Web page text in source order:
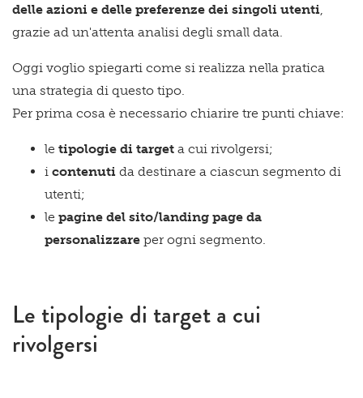
delle azioni e delle preferenze dei singoli utenti
grazie ad un'attenta analisi degli small data.
Oggi voglio spiegarti come si realizza nella pratica
una strategia di questo tipo.
Per prima cosa è necessario chiarire tre punti chiave:
le tipologie di target a cui rivolgersi;
i contenuti da destinare a ciascun segmento di
utenti;
le pagine del sito/landing page da
personalizzare per ogni segmento.
Le tipologie di target a cui
rivolgersi